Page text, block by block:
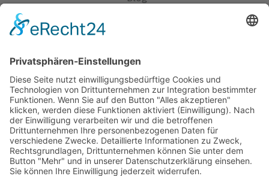
Versandpartner
Verfügbarkeiten
Zahlung und Versand
Datenschutz
Fernabsatz